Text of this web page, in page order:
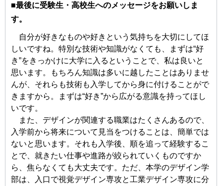
■最後に受験生・高校生へのメッセージをお願いしま
す。
自分が好きなものや好きという気持ちを大切にしてほ
しいですね。特別な技術や知識がなくても、まずは“好
き”をきっかけに大学に入るということで、私は良いと
思います。もちろん知識は多いに越したことはありませ
んが、それらも技術も入学してから身に付けることがで
きますから。まずは“好き”から広がる意識を持ってほし
いです。
また、デザインが関連する職業はたくさんあるので、
入学前から将来について見当をつけることは、簡単では
ないと思います。それも入学後、順を追って経験するこ
とで、就きたい仕事や進路が絞られていくものですか
ら、焦らなくても大丈夫です。ただ、本学のデザイン学
部は、入口で視覚デザイン専攻と工業デザイン専攻に分